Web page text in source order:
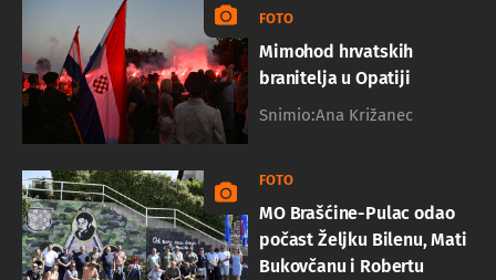
FOTO
Mimohod hrvatskih
branitelja u Opatiji
Snimio:Ana Križanec
FOTO
MO Brašćine-Pulac odao
počast Željku Bilenu, Mati
Bukovčanu i Robertu